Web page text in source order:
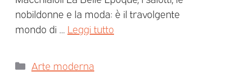
nobildonne e la moda: è il travolgente
mondo di … Leggi tutto
Arte moderna